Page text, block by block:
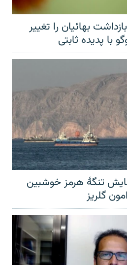
بهائیان را تغییر
با پدیده ثابتی
تنگهٔ هرمز خوشبین
گلریز